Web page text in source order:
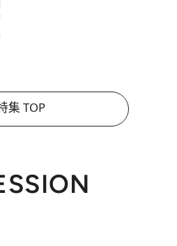
集 TOP